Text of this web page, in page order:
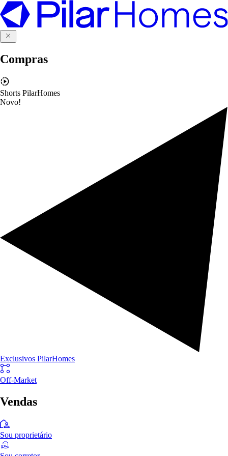
Compras
Shorts PilarHomes
Novo!
Exclusivos PilarHomes
Off-Market
Vendas
Sou proprietário